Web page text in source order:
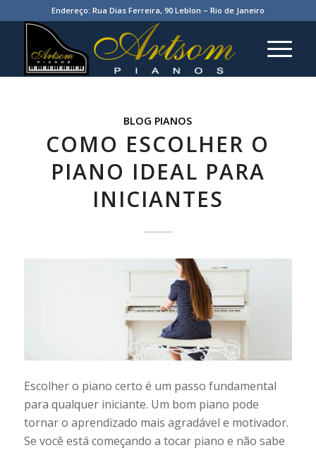
Endereço: Rua Dias Ferreira, 90 Leblon – Rio de Janeiro
BLOG PIANOS
COMO ESCOLHER O
PIANO IDEAL PARA
INICIANTES
Escolher o piano certo é um passo fundamental
para qualquer iniciante. Um bom piano pode
tornar o aprendizado mais agradável e motivador.
Se você está começando a tocar piano e não sabe